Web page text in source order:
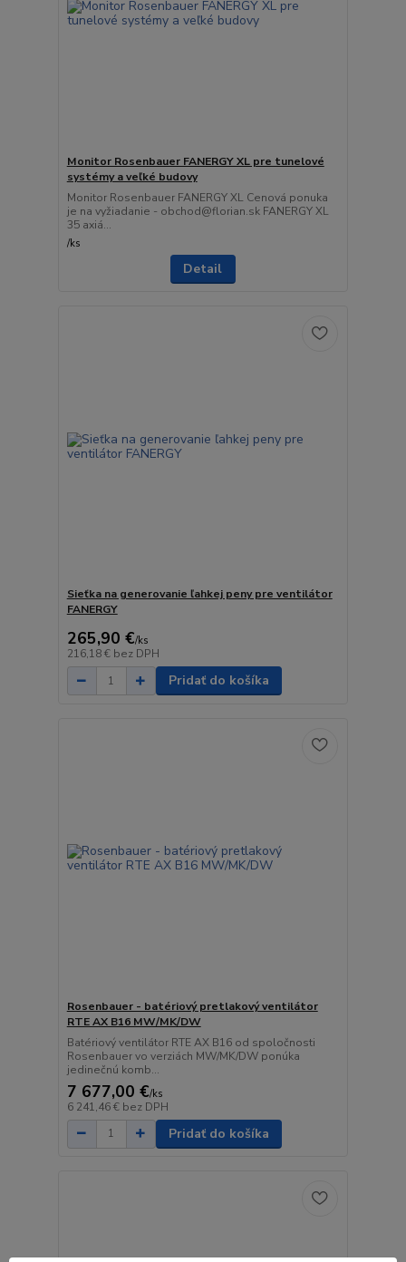
Monitor Rosenbauer FANERGY XL pre tunelové
systémy a veľké budovy
Monitor Rosenbauer FANERGY XL Cenová ponuka
je na vyžiadanie - obchod@florian.sk FANERGY XL
35 axiá...
/ks
Detail
Sieťka na generovanie ľahkej peny pre ventilátor
FANERGY
265,90 €/ks
216,18 € bez DPH
Pridať do košíka
Rosenbauer - batériový pretlakový ventilátor
RTE AX B16 MW/MK/DW
Batériový ventilátor RTE AX B16 od spoločnosti
Rosenbauer vo verziách MW/MK/DW ponúka
jedinečnú komb...
7 677,00 €/ks
6 241,46 € bez DPH
Pridať do košíka